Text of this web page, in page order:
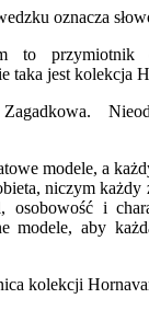
oznacza
to przymiotnik
taka jest kolekcja
modele, a
niczym każdy
osobowość i
modele, aby
kolekcji